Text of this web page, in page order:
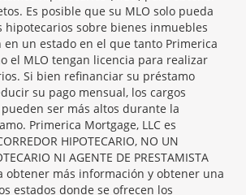
Es posible que su MLO solo pueda
hipotecarios sobre bienes inmuebles
un estado en el que tanto Primerica
el MLO tengan licencia para realizar
Si bien refinanciar su préstamo
su pago mensual, los cargos
ser más altos durante la
Primerica Mortgage, LLC es
HIPOTECARIO, NO UN
NI AGENTE DE PRESTAMISTA
obtener más información y obtener una
estados donde se ofrecen los